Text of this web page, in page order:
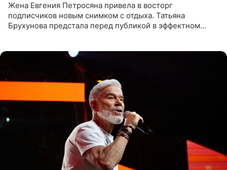
Жена Евгения Петросяна привела в восторг
подписчиков новым снимком с отдыха. Татьяна
Брухунова предстала перед публикой в эффектном